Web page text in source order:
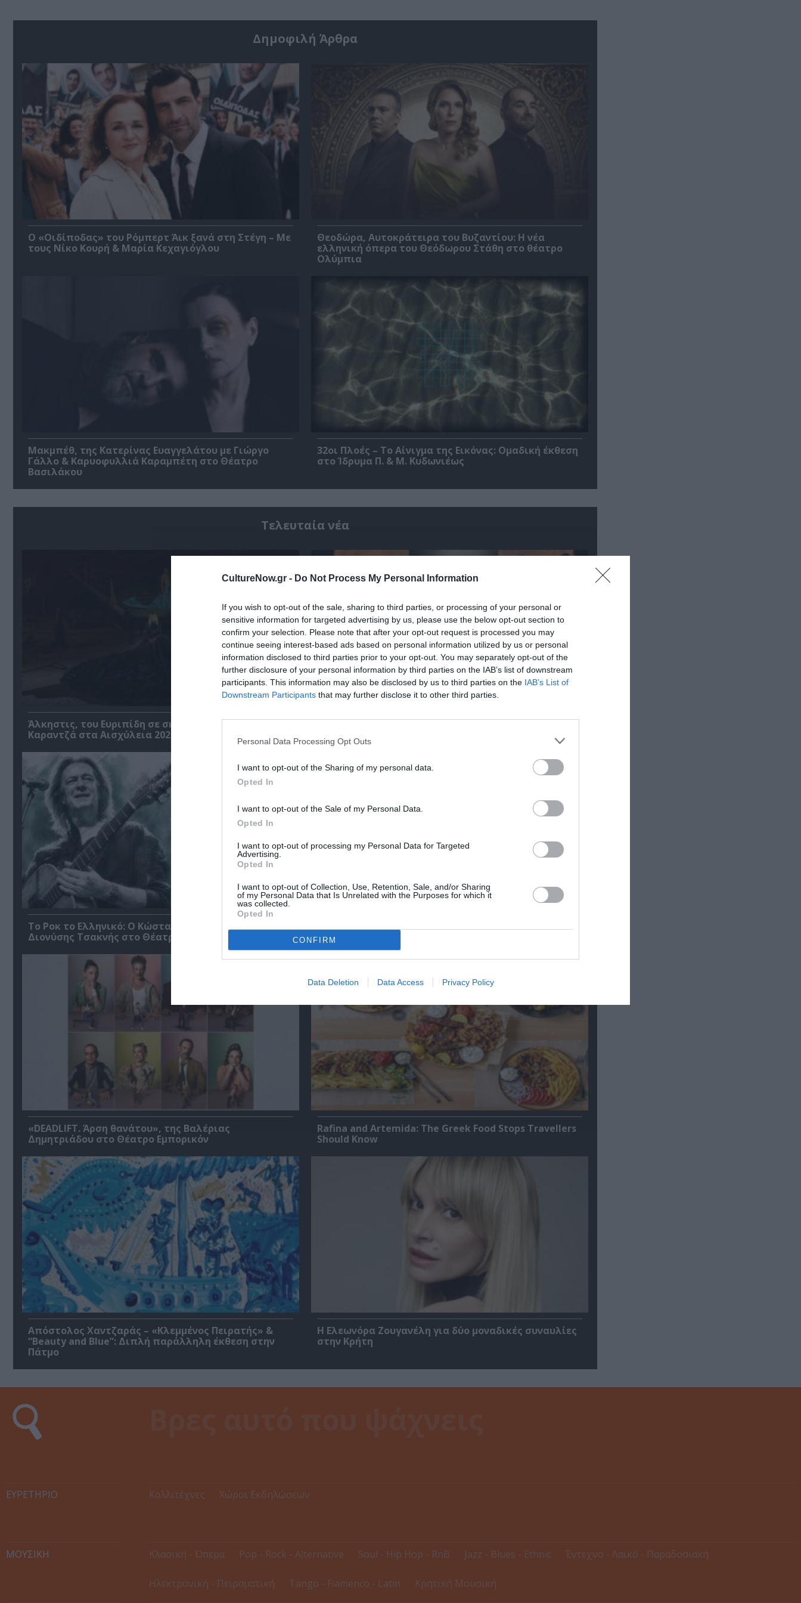
CultureNow.gr - Do Not Process My Personal Information
If you wish to opt-out of the sale, sharing to third parties, or processing of your personal or
sensitive information for targeted advertising by us, please use the below opt-out section to
confirm your selection. Please note that after your opt-out request is processed you may
continue seeing interest-based ads based on personal information utilized by us or personal
information disclosed to third parties prior to your opt-out. You may separately opt-out of the
further disclosure of your personal information by third parties on the IAB’s list of downstream
participants. This information may also be disclosed by us to third parties on the IAB’s List of
Downstream Participants that may further disclose it to other third parties.
Personal Data Processing Opt Outs
I want to opt-out of the Sharing of my personal data.
Opted In
I want to opt-out of the Sale of my Personal Data.
Opted In
I want to opt-out of processing my Personal Data for Targeted
Advertising.
Opted In
I want to opt-out of Collection, Use, Retention, Sale, and/or Sharing
of my Personal Data that Is Unrelated with the Purposes for which it
was collected.
Opted In
CONFIRM
Data Deletion Data Access Privacy Policy
Δημοφιλή Άρθρα
O «Οιδίποδας» του Ρόμπερτ Άικ ξανά στη Στέγη – Με
τους Νίκο Κουρή & Μαρία Κεχαγιόγλου
Θεοδώρα, Αυτοκράτειρα του Βυζαντίου: Η νέα
ελληνική όπερα του Θεόδωρου Στάθη στο θέατρο
Ολύμπια
Μακμπέθ, της Κατερίνας Ευαγγελάτου με Γιώργο
Γάλλο & Καρυοφυλλιά Καραμπέτη στο Θέατρο
Βασιλάκου
32οι Πλοές – Το Αίνιγμα της Εικόνας: Ομαδική έκθεση
στο Ίδρυμα Π. & Μ. Κυδωνιέως
Τελευταία νέα
Άλκηστις, του Ευριπίδη σε σκηνοθεσία Δημήτρη
Καραντζά στα Αισχύλεια 2026
Φεστιβάλ Αθηνών Επιδαύρου 2026: Ένας προορισμός
Το Ροκ το Ελληνικό: Ο Κώστας Τουρνάς και ο
Διονύσης Τσακνής στο Θέατρο Άλσος ΔΕΗ
3o Piraeus Port Film Festival στο Δημοτικό Θέατρο
Πειραιά – Από τη Βαλτική στη Μεσόγειο
«DEADLIFT. Άρση θανάτου», της Βαλέριας
Δημητριάδου στο Θέατρο Εμπορικόν
Rafina and Artemida: The Greek Food Stops Travellers
Should Know
Απόστολος Χαντζαράς – «Κλεμμένος Πειρατής» &
“Beauty and Blue”: Διπλή παράλληλη έκθεση στην
Πάτμο
Η Ελεωνόρα Ζουγανέλη για δύο μοναδικές συναυλίες
στην Κρήτη
ΕΥΡΕΤΉΡΙΟ Καλλιτέχνες Χώροι Εκδηλώσεων
ΜΟΥΣΙΚΗ Κλασική - Όπερα Pop - Rock - Alternative Soul - Hip Hop - RnB Jazz - Blues - Ethnic Έντεχνο - Λαϊκό - Παραδοσιακή
Ηλεκτρονική - Πειραματική Tango - Flamenco - Latin Κρητική Μουσική